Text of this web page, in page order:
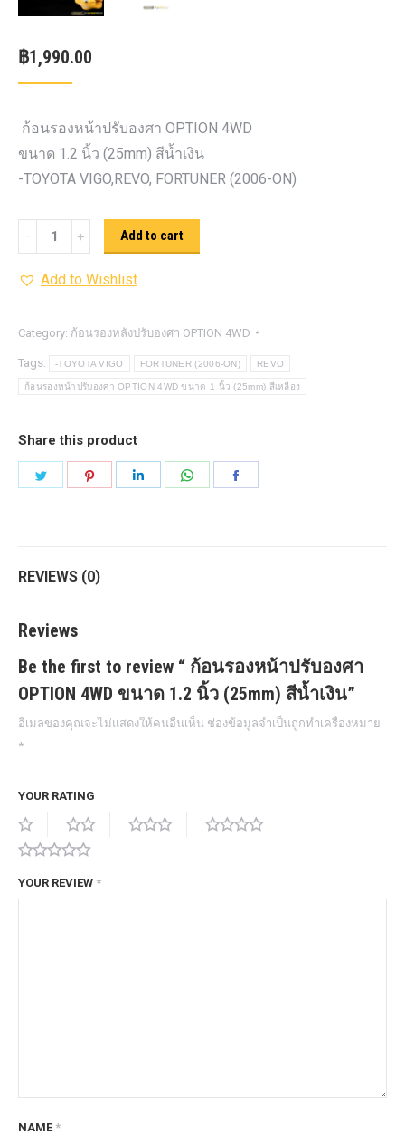
฿1,990.00
ก้อนรองหน้าปรับองศา OPTION 4WD
ขนาด 1.2 นิ้ว (25mm) สีน้ำเงิน
-TOYOTA VIGO,REVO, FORTUNER (2006-ON)
รอง
หน้า
องศา
OPTION
4WD ขนาด
นิ้ว
(25mm)
สีน้ำเงิน
Add to cart
Add to Wishlist
Category: ก้อนรองหลังปรับองศา OPTION 4WD
Tags: -TOYOTA VIGO FORTUNER (2006-ON) REVO
ก้อนรองหน้าปรับองศา OPTION 4WD ขนาด 1 นิ้ว (25mm) สีเหลือง
Share this product
REVIEWS (0)
Reviews
Be the first to review “ ก้อนรองหน้าปรับองศา
OPTION 4WD ขนาด 1.2 นิ้ว (25mm) สีน้ำเงิน”
อีเมลของคุณจะไม่แสดงให้คนอื่นเห็น ช่องข้อมูลจำเป็นถูกทำเครื่องหมาย
*
YOUR RATING
YOUR REVIEW *
NAME *